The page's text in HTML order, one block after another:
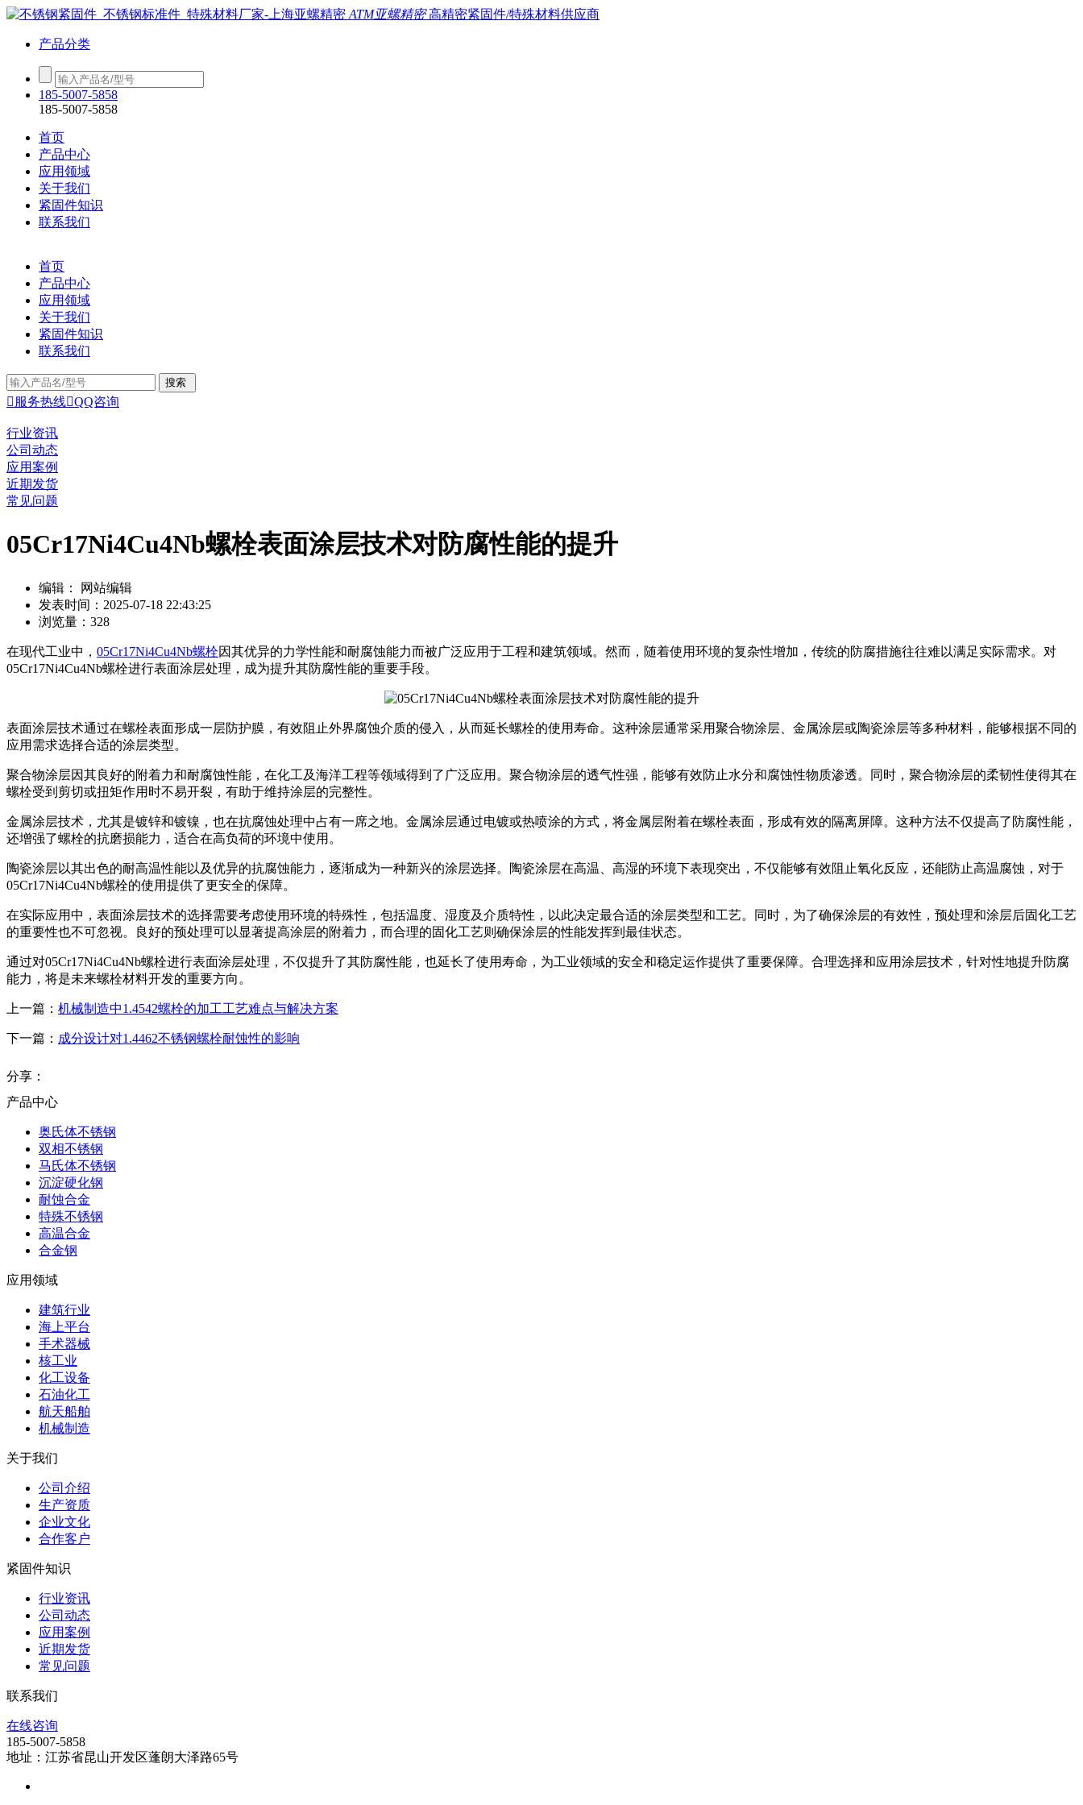
ATM亚螺精密高精密紧固件/特殊材料供应商
产品分类
185-5007-5858
185-5007-5858
首页
产品中心
应用领域
关于我们
紧固件知识
联系我们
首页
产品中心
应用领域
关于我们
紧固件知识
联系我们
 服务热线QQ咨询
行业资讯
公司动态
应用案例
近期发货
常见问题
05Cr17Ni4Cu4Nb螺栓表面涂层技术对防腐性能的提升
编辑： 网站编辑
发表时间：2025-07-18 22:43:25
浏览量：328
在现代工业中， 05Cr17Ni4Cu4Nb螺栓因其优异的力学性能和耐腐蚀能力而被广泛应用于工程和建筑领域。然而，随着使用环境的复杂性增加，传统的防腐措施往往难以满足实际需求。对
05Cr17Ni4Cu4Nb螺栓进行表面涂层处理，成为提升其防腐性能的重要手段。
表面涂层技术通过在螺栓表面形成一层防护膜，有效阻止外界腐蚀介质的侵入，从而延长螺栓的使用寿命。这种涂层通常采用聚合物涂层、金属涂层或陶瓷涂层等多种材料，能够根据不同的
应用需求选择合适的涂层类型。
聚合物涂层因其良好的附着力和耐腐蚀性能，在化工及海洋工程等领域得到了广泛应用。聚合物涂层的透气性强，能够有效防止水分和腐蚀性物质渗透。同时，聚合物涂层的柔韧性使得其在
螺栓受到剪切或扭矩作用时不易开裂，有助于维持涂层的完整性。
金属涂层技术，尤其是镀锌和镀镍，也在抗腐蚀处理中占有一席之地。金属涂层通过电镀或热喷涂的方式，将金属层附着在螺栓表面，形成有效的隔离屏障。这种方法不仅提高了防腐性能，
还增强了螺栓的抗磨损能力，适合在高负荷的环境中使用。
陶瓷涂层以其出色的耐高温性能以及优异的抗腐蚀能力，逐渐成为一种新兴的涂层选择。陶瓷涂层在高温、高湿的环境下表现突出，不仅能够有效阻止氧化反应，还能防止高温腐蚀，对于
05Cr17Ni4Cu4Nb螺栓的使用提供了更安全的保障。
在实际应用中，表面涂层技术的选择需要考虑使用环境的特殊性，包括温度、湿度及介质特性，以此决定最合适的涂层类型和工艺。同时，为了确保涂层的有效性，预处理和涂层后固化工艺
的重要性也不可忽视。良好的预处理可以显著提高涂层的附着力，而合理的固化工艺则确保涂层的性能发挥到最佳状态。
通过对05Cr17Ni4Cu4Nb螺栓进行表面涂层处理，不仅提升了其防腐性能，也延长了使用寿命，为工业领域的安全和稳定运作提供了重要保障。合理选择和应用涂层技术，针对性地提升防腐
能力，将是未来螺栓材料开发的重要方向。
上一篇： 机械制造中1.4542螺栓的加工工艺难点与解决方案
下一篇： 成分设计对1.4462不锈钢螺栓耐蚀性的影响
分享：
产品中心
奥氏体不锈钢
双相不锈钢
马氏体不锈钢
沉淀硬化钢
耐蚀合金
特殊不锈钢
高温合金
合金钢
应用领域
建筑行业
海上平台
手术器械
核工业
化工设备
石油化工
航天船舶
机械制造
关于我们
公司介绍
生产资质
企业文化
合作客户
紧固件知识
行业资讯
公司动态
应用案例
近期发货
常见问题
联系我们
在线咨询
185-5007-5858
地址：江苏省昆山开发区蓬朗大泽路65号